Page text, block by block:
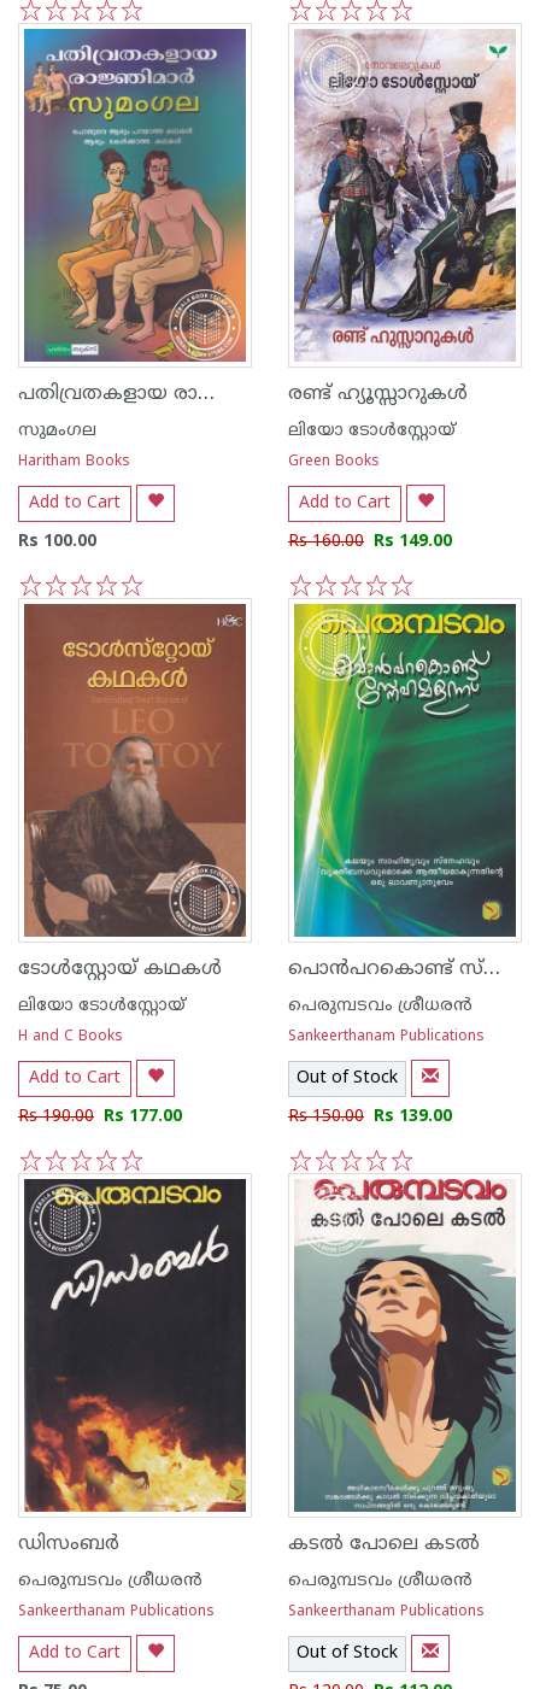
5
4
3
2
1 5
4
3
2
1
പതിവ്രതകളായ രാജ്ഞിമാര്‍
സുമംഗല
Haritham Books
Add to Cart
Rs 100.00
5
4
3
2
1
രണ്ട് ഹ്യൂസ്സാറുകൾ
ലിയോ ടോള്‍സ്റ്റോയ്
Green Books
Add to Cart
Rs 160.00 Rs 149.00
5
4
3
2
1
ടോള്‍സ്റ്റോയ് കഥകള്‍
ലിയോ ടോള്‍സ്റ്റോയ്
H and C Books
Add to Cart
Rs 190.00 Rs 177.00
5
4
3
2
1
പൊന്‍പറകൊണ്ട് സ്നേഹമളന്ന്
പെരുമ്പടവം ശ്രീധര‌ന്‍
Sankeerthanam Publications
Out of Stock
Rs 150.00 Rs 139.00
5
4
3
2
1
ഡിസംബര്‍
പെരുമ്പടവം ശ്രീധര‌ന്‍
Sankeerthanam Publications
Add to Cart
കടല്‍ പോലെ കടല്‍
പെരുമ്പടവം ശ്രീധര‌ന്‍
Sankeerthanam Publications
Out of Stock